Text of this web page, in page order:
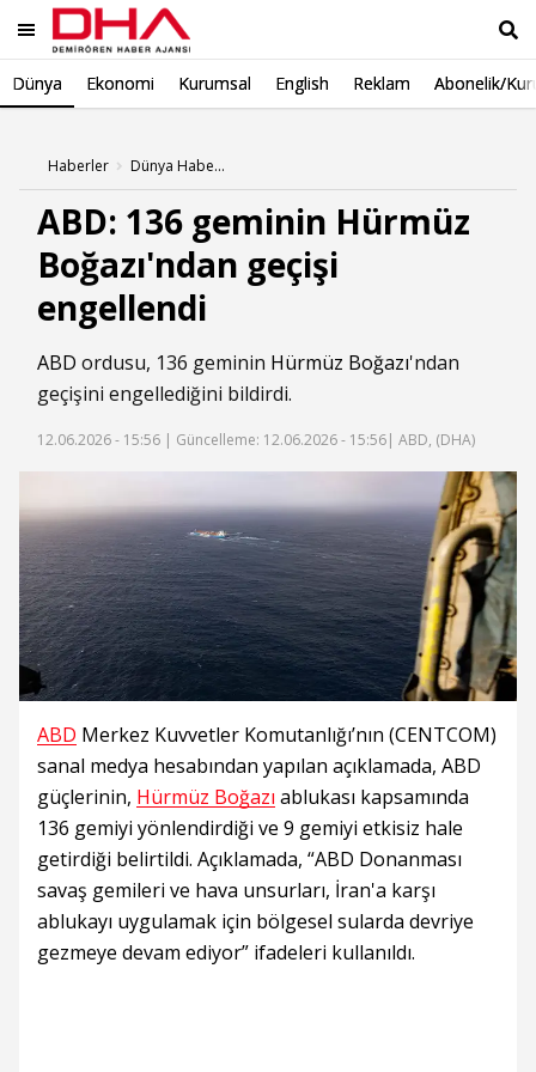
Dünya Ekonomi Kurumsal English Reklam Abonelik/
Haberler Dünya Haberleri
ABD: 136 geminin Hürmüz
Boğazı'ndan geçişi
engellendi
ABD ordusu, 136 geminin Hürmüz Boğazı'ndan
geçişini engellediğini bildirdi.
12.06.2026 - 15:56 | Güncelleme: 12.06.2026 - 15:56| ABD, (DHA)
ABD Merkez Kuvvetler Komutanlığı’nın (CENTCOM)
sanal medya hesabından yapılan açıklamada, ABD
güçlerinin, Hürmüz Boğazı ablukası kapsamında
136 gemiyi yönlendirdiği ve 9 gemiyi etkisiz hale
getirdiği belirtildi. Açıklamada, “ABD Donanması
savaş gemileri ve hava unsurları, İran'a karşı
ablukayı uygulamak için bölgesel sularda devriye
gezmeye devam ediyor” ifadeleri kullanıldı.